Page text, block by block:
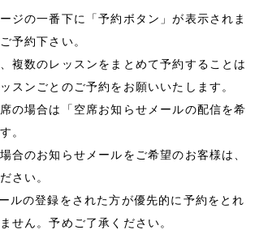
ジの一番下に「予約ボタン」が表示されま
予約下さい。
複数のレッスンをまとめて予約することは
スンごとのご予約をお願いいたします。
の場合は「空席お知らせメールの配信を希
。
合のお知らせメールをご希望のお客様は、
さい。
ルの登録をされた方が優先的に予約をとれ
せん。予めご了承ください。